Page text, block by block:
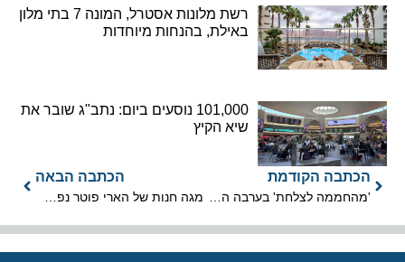
רשת מלונות אסטרל, המונה 7 בתי מלון
באילת, בהנחות מיוחדות
101,000 נוסעים ביום: נתב"ג שובר את
שיא הקיץ
הכתבה הקודמת הכתבה הבאה